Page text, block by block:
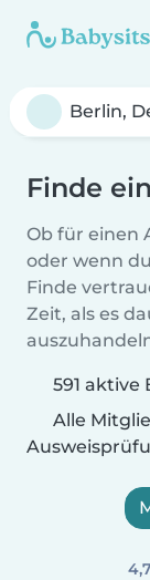
Finde
Ob für einen
oder wenn
Finde
Zeit, als es
591 aktive
Alle